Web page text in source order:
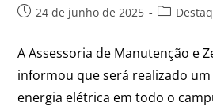
24 de junho de 2025
A Assessoria de Manutenção e
informou que será realizado
energia elétrica em todo o